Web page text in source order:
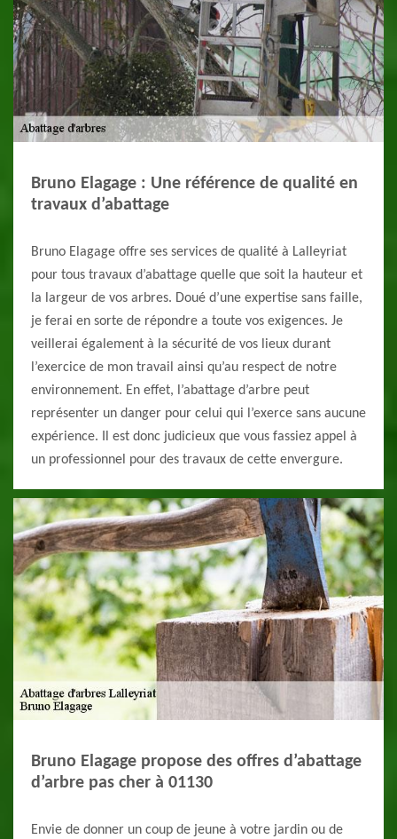
Bruno Elagage : Une référence de qualité en
travaux d’abattage
Bruno Elagage offre ses services de qualité à Lalleyriat
pour tous travaux d’abattage quelle que soit la hauteur et
la largeur de vos arbres. Doué d’une expertise sans faille,
je ferai en sorte de répondre a toute vos exigences. Je
veillerai également à la sécurité de vos lieux durant
l’exercice de mon travail ainsi qu’au respect de notre
environnement. En effet, l’abattage d’arbre peut
représenter un danger pour celui qui l’exerce sans aucune
expérience. Il est donc judicieux que vous fassiez appel à
un professionnel pour des travaux de cette envergure.
Bruno Elagage propose des offres d’abattage
d’arbre pas cher à 01130
Envie de donner un coup de jeune à votre jardin ou de